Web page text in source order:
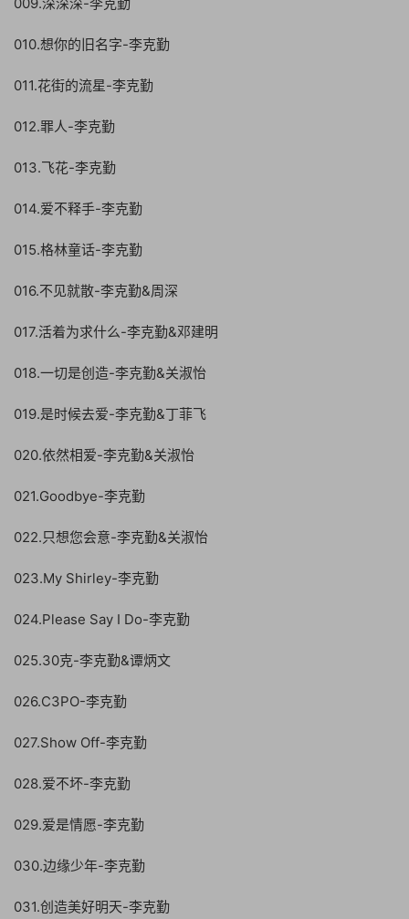
010.想你的旧名字-李克勤
011.花街的流星-李克勤
012.罪人-李克勤
013.飞花-李克勤
014.爱不释手-李克勤
015.格林童话-李克勤
016.不见就散-李克勤&周深
017.活着为求什么-李克勤&邓建明
018.一切是创造-李克勤&关淑怡
019.是时候去爱-李克勤&丁菲飞
020.依然相爱-李克勤&关淑怡
021.Goodbye-李克勤
022.只想您会意-李克勤&关淑怡
023.My Shirley-李克勤
024.Please Say I Do-李克勤
025.30克-李克勤&谭炳文
026.C3PO-李克勤
027.Show Off-李克勤
028.爱不坏-李克勤
029.爱是情愿-李克勤
030.边缘少年-李克勤
031.创造美好明天-李克勤